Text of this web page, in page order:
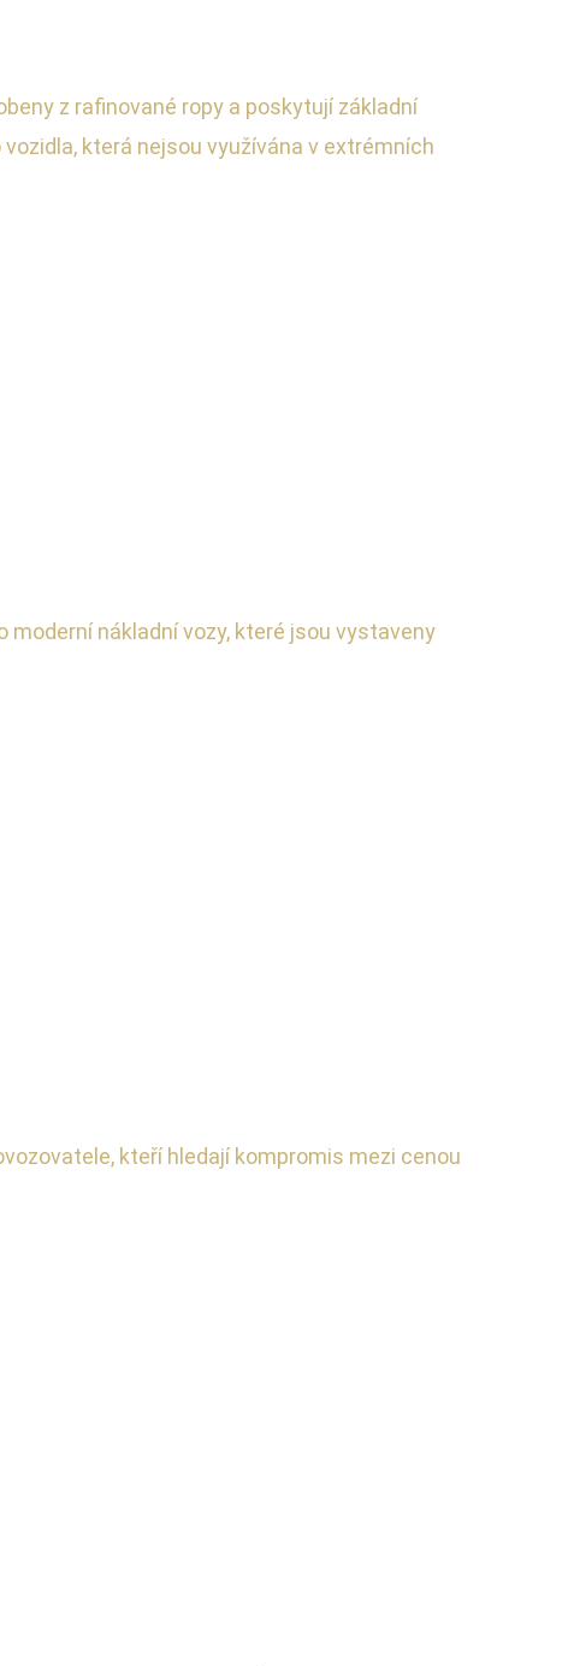
z rafinované ropy a poskytují základní
která nejsou využívána v extrémních
nákladní vozy, které jsou vystaveny
kteří hledají kompromis mezi cenou